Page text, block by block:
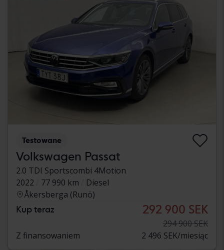
Testowane
Volkswagen Passat
2.0 TDI Sportscombi 4Motion
2022
77 990 km
Diesel
Åkersberga (Runö)
Kup teraz 292 900 SEK
294 900 SEK
Z finansowaniem
2 496 SEK/miesiąc